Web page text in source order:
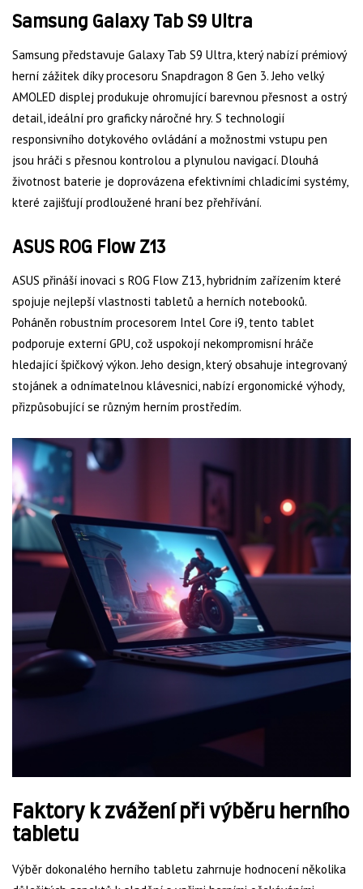
Samsung Galaxy Tab S9 Ultra
Samsung představuje Galaxy Tab S9 Ultra, který nabízí prémiový
herní zážitek díky procesoru Snapdragon 8 Gen 3. Jeho velký
AMOLED displej produkuje ohromující barevnou přesnost a ostrý
detail, ideální pro graficky náročné hry. S technologií
responsivního dotykového ovládání a možnostmi vstupu pen
jsou hráči s přesnou kontrolou a plynulou navigací. Dlouhá
životnost baterie je doprovázena efektivními chladicími systémy,
které zajišťují prodloužené hraní bez přehřívání.
ASUS ROG Flow Z13
ASUS přináší inovaci s ROG Flow Z13, hybridním zařízením které
spojuje nejlepší vlastnosti tabletů a herních notebooků.
Poháněn robustním procesorem Intel Core i9, tento tablet
podporuje externí GPU, což uspokojí nekompromisní hráče
hledající špičkový výkon. Jeho design, který obsahuje integrovaný
stojánek a odnímatelnou klávesnici, nabízí ergonomické výhody,
přizpůsobující se různým herním prostředím.
Faktory k zvážení při výběru herního
tabletu
Výběr dokonalého herního tabletu zahrnuje hodnocení několika